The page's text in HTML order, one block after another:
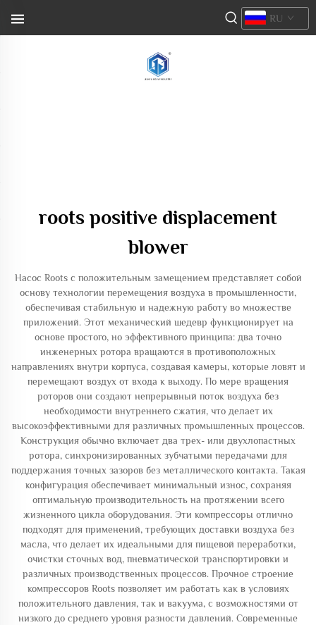
RU
roots positive displacement
blower
Насос Roots с положительным замещением представляет собой
основу технологии перемещения воздуха в промышленности,
обеспечивая стабильную и надежную работу во множестве
приложений. Этот механический шедевр функционирует на
основе простого, но эффективного принципа: два точно
инженерных ротора вращаются в противоположных
направлениях внутри корпуса, создавая камеры, которые ловят и
перемещают воздух от входа к выходу. По мере вращения
роторов они создают непрерывный поток воздуха без
необходимости внутреннего сжатия, что делает их
высокоэффективными для различных промышленных процессов.
Конструкция обычно включает два трех- или двухлопастных
ротора, синхронизированных зубчатыми передачами для
поддержания точных зазоров без металлического контакта. Такая
конфигурация обеспечивает минимальный износ, сохраняя
оптимальную производительность на протяжении всего
жизненного цикла оборудования. Эти компрессоры отлично
подходят для применений, требующих доставки воздуха без
масла, что делает их идеальными для пищевой переработки,
очистки сточных вод, пневматической транспортировки и
различных производственных процессов. Прочное строение
компрессоров Roots позволяет им работать как в условиях
положительного давления, так и вакуума, с возможностями от
низкого до среднего уровня разности давлений. Современные